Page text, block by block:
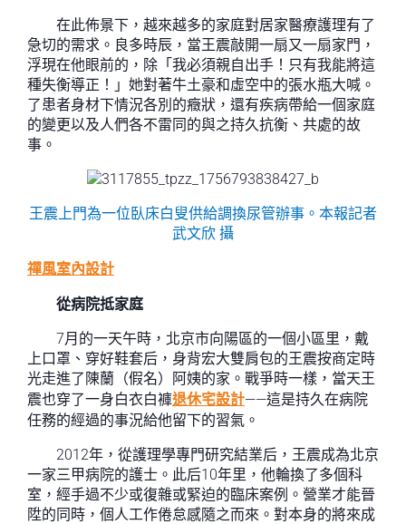
在此佈景下，越來越多的家庭對居家醫療護理有了
急切的需求。良多時辰，當王震敲開一扇又一扇家門，
浮現在他眼前的，除「我必須親自出手！只有我能將這
種失衡導正！」她對著牛土豪和虛空中的張水瓶大喊。
了患者身材下情況各別的癥狀，還有疾病帶給一個家庭
的變更以及人們各不雷同的與之持久抗衡、共處的故
事。
王震上門為一位臥床白叟供給調換尿管辦事。本報記者
武文欣 攝
禪風室內設計
從病院抵家庭
7月的一天午時，北京市向陽區的一個小區里，戴
上口罩、穿好鞋套后，身背宏大雙肩包的王震按商定時
光走進了陳蘭（假名）阿姨的家。戰爭時一樣，當天王
震也穿了一身白衣白褲退休宅設計——這是持久在病院
任務的經過的事況給他留下的習氣。
2012年，從護理學專門研究結業后，王震成為北京
一家三甲病院的護士。此后10年里，他輪換了多個科
室，經手過不少或復雜或緊迫的臨床案例。營業才能晉
陞的同時，個人工作倦怠感隨之而來。對本身的將來成